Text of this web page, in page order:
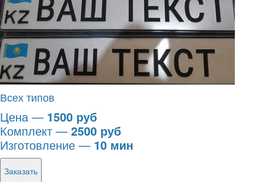
Всех типов
Цена — 1500 руб
Комплект — 2500 руб
Изготовление — 10 мин
Заказать